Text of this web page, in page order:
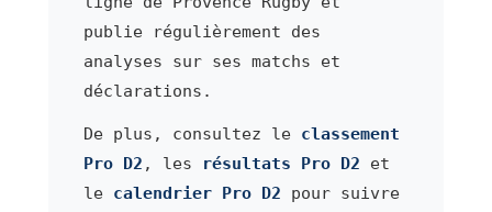
publie régulièrement des
analyses sur ses matchs et
déclarations.
De plus, consultez le classement
Pro D2 , les résultats Pro D2 et
le calendrier Pro D2 pour suivre